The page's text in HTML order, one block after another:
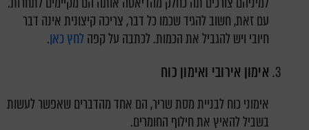
עם זאת, חשוב להגיד שכמו כל דבר, צריכה קיצונית אינה דבר
חיובי ויש להגביל את הכמות. לכתבה על קפהלחץ כאן.
אימון אירובי ואימון כוח
אימוני כוח לבניית מסת שריר, הם אחד מהדברים שאפשר לעשות
בשביל להאיץ את חילוף החומרים.